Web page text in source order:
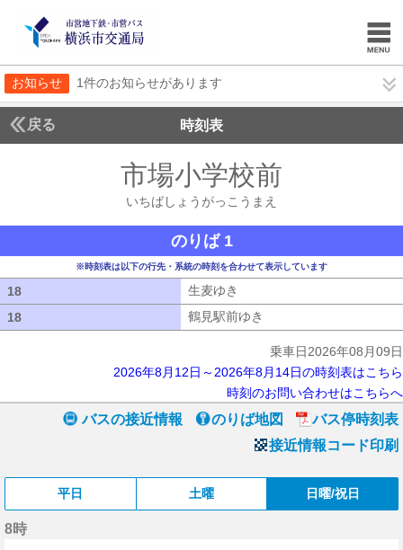
お知らせ 1件のお知らせがあります
戻る 時刻表
市場小学校前
いちばしょうがっこうまえ
のりば 1
※時刻表は以下の行先・系統の時刻を合わせて表示しています
18 生麦ゆき
18
鶴見駅前ゆき
乗車日2026年08月09日
2026年8月12日～2026年8月14日の時刻表はこちら
時刻のお問い合わせはこちらへ
バスの接近情報 のりば地図
バス停時刻表
接近情報コード印刷
平日 土曜 日曜/祝日
8時